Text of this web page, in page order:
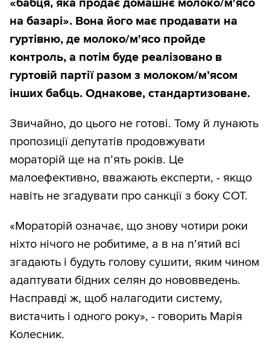
«бабця, яка продає домашнє молоко/м'ясо
на базарі». Вона його має продавати на
гуртівню, де молоко/м'ясо пройде
контроль, а потім буде реалізовано в
гуртовій партії разом з молоком/м’ясом
інших бабць. Однакове, стандартизоване.
Звичайно, до цього не готові. Тому й лунають
пропозиції депутатів продовжувати
мораторій ще на п’ять років. Це
малоефективно, вважають експерти, - якщо
навіть не згадувати про санкції з боку СОТ.
«Мораторій означає, що знову чотири роки
ніхто нічого не робитиме, а в на п’ятий всі
згадають і будуть голову сушити, яким чином
адаптувати бідних селян до нововведень.
Насправді ж, щоб налагодити систему,
вистачить і одного року», - говорить Марія
Колесник.